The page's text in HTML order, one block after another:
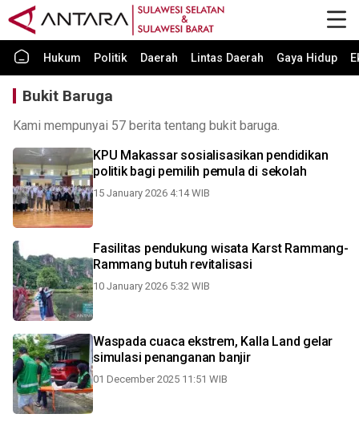
Hukum Politik Daerah Lintas Daerah Gaya Hidup
Bukit Baruga
Kami mempunyai 57 berita tentang bukit baruga.
KPU Makassar sosialisasikan pendidikan
politik bagi pemilih pemula di sekolah
15 January 2026 4:14 WIB
Fasilitas pendukung wisata Karst Rammang-
Rammang butuh revitalisasi
10 January 2026 5:32 WIB
Waspada cuaca ekstrem, Kalla Land gelar
simulasi penanganan banjir
01 December 2025 11:51 WIB